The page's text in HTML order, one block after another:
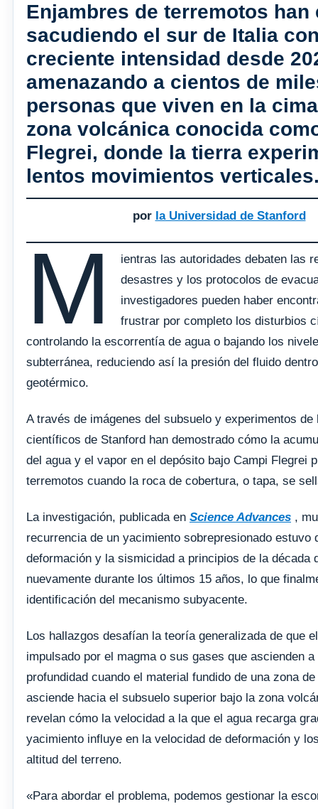
Enjambres de terremotos han
sacudiendo el sur de Italia
creciente intensidad desde
amenazando a cientos de
personas que viven en la
zona volcánica conocida
Flegrei, donde la tierra
lentos movimientos
por la Universidad de Stanford
M
ientras las autoridades debaten las
desastres y los protocolos de
investigadores pueden haber
frustrar por completo los disturbios
controlando la escorrentía de agua o bajando los
subterránea, reduciendo así la presión del fluido
geotérmico.
A través de imágenes del subsuelo y experimentos de
científicos de Stanford han demostrado cómo la
del agua y el vapor en el depósito bajo Campi Flegrei
terremotos cuando la roca de cobertura, o tapa, se
La investigación, publicada en Science Advances ,
recurrencia de un yacimiento sobrepresionado estuvo
deformación y la sismicidad a principios de la década
nuevamente durante los últimos 15 años, lo que
identificación del mecanismo subyacente.
Los hallazgos desafían la teoría generalizada de que
impulsado por el magma o sus gases que ascienden a
profundidad cuando el material fundido de una zona
asciende hacia el subsuelo superior bajo la zona
revelan cómo la velocidad a la que el agua recarga
yacimiento influye en la velocidad de deformación y
altitud del terreno.
«Para abordar el problema, podemos gestionar la